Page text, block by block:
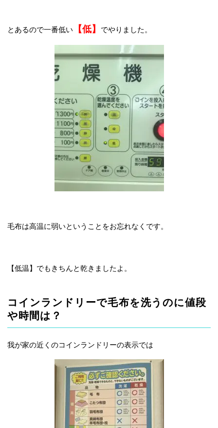
とあるので一番低い 【低】 でやりました。
毛布は高温に弱いということをお忘れなくです。
【低温】でもきちんと乾きましたよ。
コインランドリーで毛布を洗うのに値段
や時間は？
我が家の近くのコインランドリーの表示では